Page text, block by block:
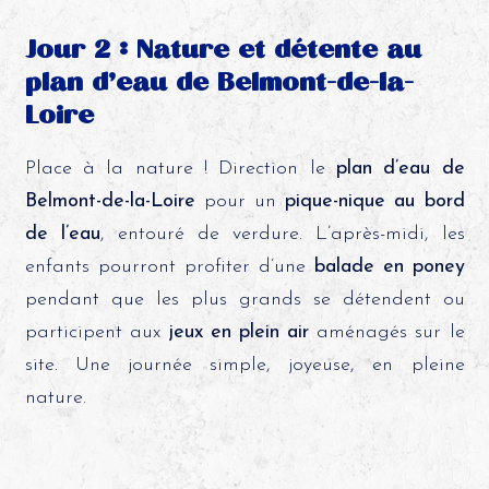
Jour 2 : Nature et détente au
plan d’eau de Belmont-de-la-
Loire
Place à la nature ! Direction le plan d’eau de
Belmont-de-la-Loire pour unpique-nique au bord
de l’eau, entouré de verdure. L’après-midi, les
enfants pourront profiter d’une balade en poney
pendant que les plus grands se détendent ou
participent aux jeux en plein air aménagés sur le
site. Une journée simple, joyeuse, en pleine
nature.